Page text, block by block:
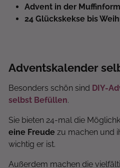
Advent in der Muffinform
24 Glückskekse bis
Adventskalender
Besonders schön sind DIY-
selbst Befüllen.
Sie bieten 24-mal die
eine Freude zu machen und
wichtig er ist.
Außerdem machen die